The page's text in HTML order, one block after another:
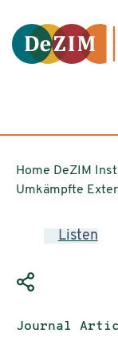
Home DeZIM
Umkämpfte
Listen
Publication
Journal